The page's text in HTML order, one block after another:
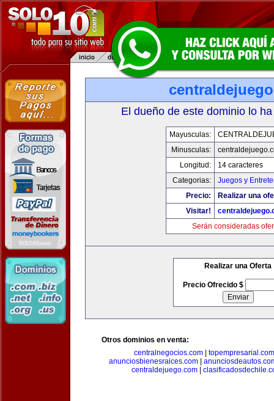
El dueño de este dominio lo
Mayusculas:
Minusculas:
Longitud:
14 caracteres
Categorias:
Juegos y
Precio:
Realizar una
Visitar!
Serán consideradas
Realizar una Oferta
Precio Ofrecido $
Otros dominios en venta:
centralnegocios.com| topempresarial.com
anunciosbienesraices.com|
centraldejuego.com